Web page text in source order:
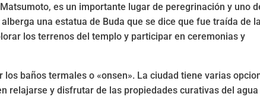
es un importante lugar de peregrinación y uno
una estatua de Buda que se dice que fue traída de la
los terrenos del templo y participar en ceremonias y
baños termales o «onsen». La ciudad tiene varias
relajarse y disfrutar de las propiedades curativas del agua